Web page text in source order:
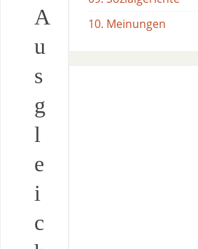
A
u
s
g
l
e
i
c
10. Meinungen